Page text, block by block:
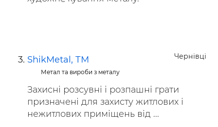
Чернівці
ShikMetal, ТМ
Метал та вироби з металу
Захисні розсувні і розпашні грати
призначені для захисту житлових і
нежитлових приміщень від ...